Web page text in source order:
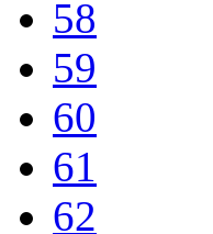
58
59
60
61
62